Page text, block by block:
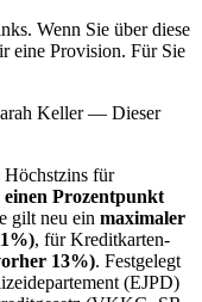
Wenn Sie über diese
eine Provision. Für Sie
Keller — Dieser
Höchstzins für
einen Prozentpunkt
gilt neu ein maximaler
, für Kreditkarten-
13%). Festgelegt
(EJPD)